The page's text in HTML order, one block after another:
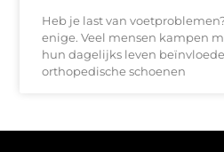
Heb je last van
enige. Veel mensen kampen
hun dagelijks leven
orthopedische schoenen